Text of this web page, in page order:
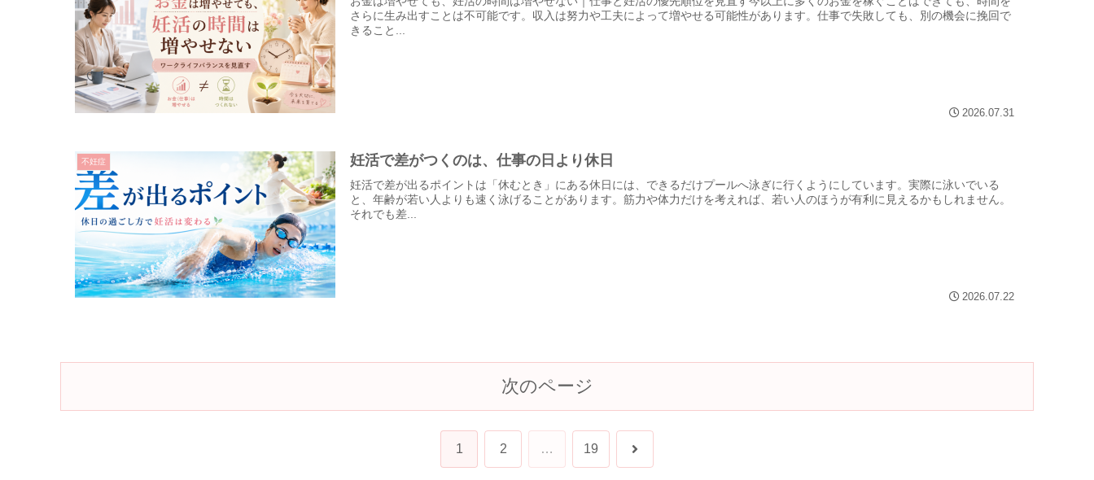
さらに生み出すことは不可能です。収入は努力や工夫によって増やせる可能性があります。仕事で失敗しても、別の機会に挽回で
きること...
2026.07.31
不妊症 妊活で差がつくのは、仕事の日より休日
妊活で差が出るポイントは「休むとき」にある休日には、できるだけプールへ泳ぎに行くようにしています。実際に泳いでいる
と、年齢が若い人よりも速く泳げることがあります。筋力や体力だけを考えれば、若い人のほうが有利に見えるかもしれません。
それでも差...
2026.07.22
次のページ
1 2 … 19 次